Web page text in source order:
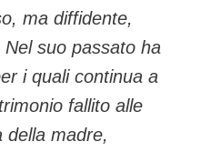
ma diffidente,
suo passato ha
i quali continua a
fallito alle
della madre,